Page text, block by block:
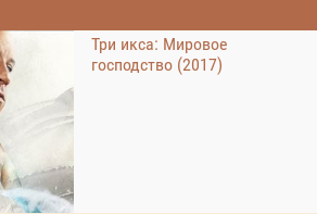
Три икса: Мировое
господство (2017)